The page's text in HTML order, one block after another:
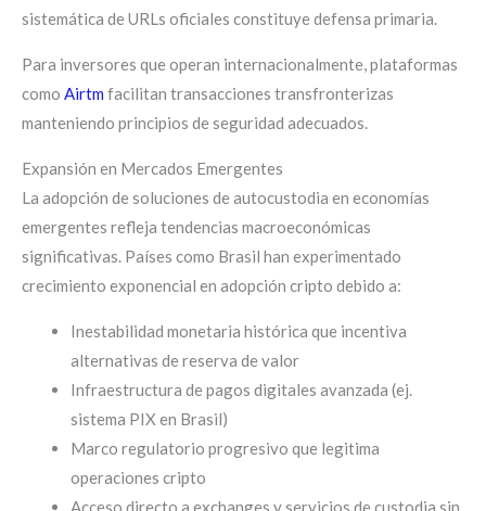
sistemática de URLs oficiales constituye defensa primaria.
Para inversores que operan internacionalmente, plataformas
como Airtm facilitan transacciones transfronterizas
manteniendo principios de seguridad adecuados.
Expansión en Mercados Emergentes
La adopción de soluciones de autocustodia en economías
emergentes refleja tendencias macroeconómicas
significativas. Países como Brasil han experimentado
crecimiento exponencial en adopción cripto debido a:
Inestabilidad monetaria histórica que incentiva
alternativas de reserva de valor
Infraestructura de pagos digitales avanzada (ej.
sistema PIX en Brasil)
Marco regulatorio progresivo que legitima
operaciones cripto
Acceso directo a exchanges y servicios de custodia sin